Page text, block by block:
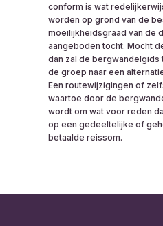
conform is wat
worden op grond van de
moeilijkheidsgraad van de
aangeboden tocht. Mocht
dan zal de
de groep naar een
Een routewijzigingen of
waartoe door de
wordt om wat voor reden
op een gedeeltelijke of
betaalde reissom.